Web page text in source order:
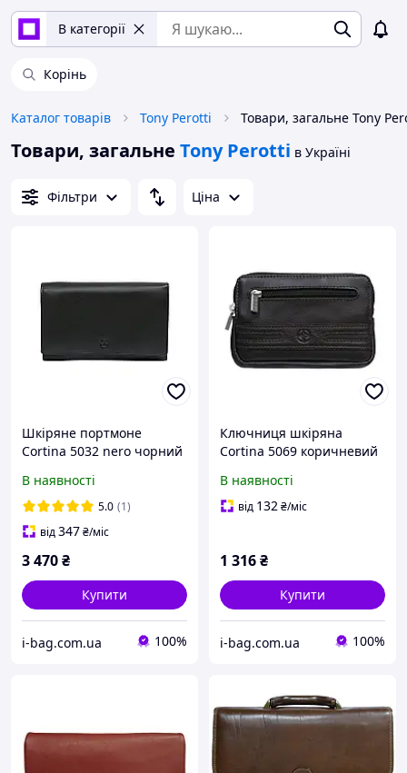
В категорії
Корінь
Каталог товарів Tony Perotti Товари, загальне Tony
Товари, загальне Tony Perotti в Україні
Фільтри Ціна
Шкіряне портмоне
Cortina 5032 nero чорний
В наявності
5.0 (1)
від347₴/міс
3 470₴
Купити
i-bag.com.ua 100%
Ключниця шкіряна
Cortina 5069 коричневий
В наявності
від 132₴/міс
1 316₴
Купити
i-bag.com.ua 100%